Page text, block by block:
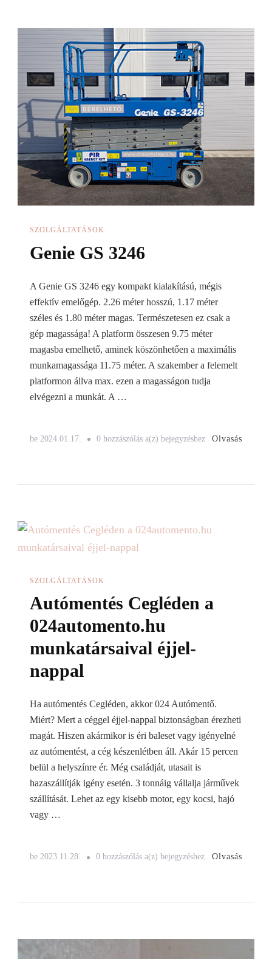
megye
–
SZOLGÁLTATÁSOK
Genie GS 3246
A Genie GS 3246 egy kompakt kialakítású, mégis
effektív emelőgép. 2.26 méter hosszú, 1.17 méter
széles és 1.80 méter magas. Természetesen ez csak a
gép magassága! A platform összesen 9.75 méter
magasba emelhető, aminek köszönhetően a maximális
munkamagassága 11.75 méter. A szakember a felemelt
platformon állva max. ezen a magasságon tudja
elvégezni a munkát. A …
be 2024.01.17. 0 hozzászólás a(z) Genie
bejegyzéshez Olvasás
SZOLGÁLTATÁSOK
Autómentés Cegléden a
024automento.hu
munkatársaival éjjel-
nappal
Ha autómentés Cegléden, akkor 024 Autómentő.
Miért? Mert a céggel éjjel-nappal biztonságban érezheti
magát. Hiszen akármikor is éri baleset vagy igényelné
az autómentést, a cég készenlétben áll. Akár 15 percen
belül a helyszínre ér. Még családját, utasait is
hazaszállítják igény esetén. 3 tonnáig vállalja járművek
szállítását. Lehet az egy kisebb motor, egy kocsi, hajó
vagy …
be 2023.11.28. 0 hozzászólás a(z) Autómentés
bejegyzéshez Olvasás